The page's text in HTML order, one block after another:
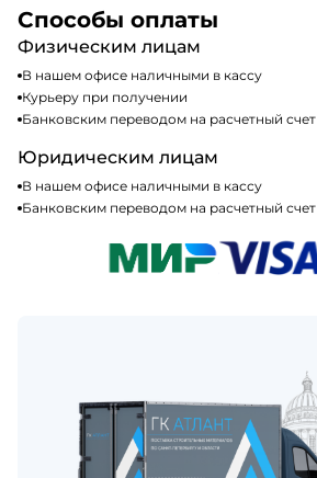
налогообложения, т.е с НДС 20%
Способы оплаты
Физическим лицам
В нашем офисе наличными в кассу
Курьеру при получении
Банковским переводом на расчетный счет
Юридическим лицам
В нашем офисе наличными в кассу
Банковским переводом на расчетный счет